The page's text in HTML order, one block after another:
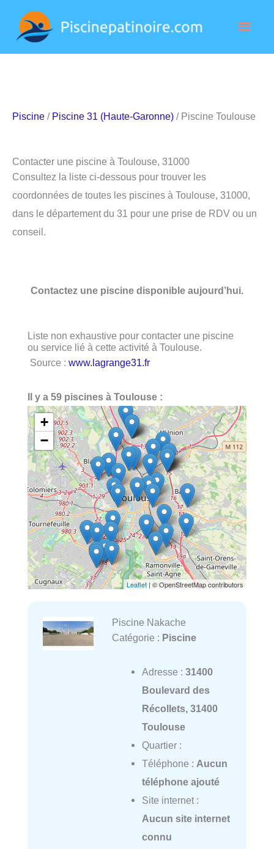
contenu
Piscine / Piscine 31 (Haute-Garonne) / Piscine Toulouse
Contacter une piscine à Toulouse, 31000
Consultez la liste ci-dessous pour trouver les
coordonnées de toutes les piscines à Toulouse, 31000,
dans le département du 31 pour une prise de RDV ou un
conseil.
Contactez une piscine disponible aujourd’hui.
Liste non exhaustive pour contacter une piscine
ou service lié à cette activité à Toulouse.
Source : www.lagrange31.fr
Il y a 59 piscines à Toulouse :
+
−
Leaflet | © OpenStreetMap contributors
Piscine Nakache
Catégorie : Piscine
Adresse : 31400
Boulevard des
Récollets, 31400
Toulouse
Quartier :
Téléphone : Aucun
téléphone ajouté
Site internet :
Aucun site internet
connu